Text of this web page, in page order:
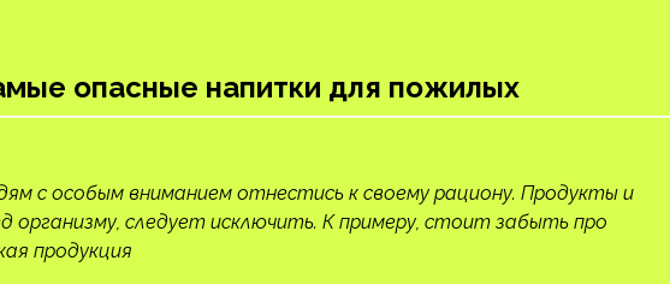
опасные напитки для пожилых
с особым вниманием отнестись к своему рациону. Продукты и
организму, следует исключить. К примеру, стоит забыть про
продукция